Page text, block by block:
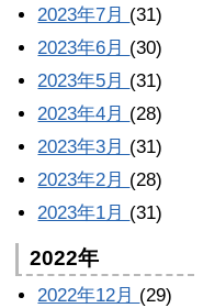
2023年7月 (31)
2023年6月 (30)
2023年5月 (31)
2023年4月 (28)
2023年3月 (31)
2023年2月 (28)
2023年1月 (31)
2022年
2022年12月 (29)